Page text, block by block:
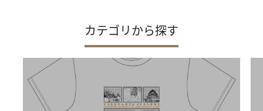
カテゴリから探す